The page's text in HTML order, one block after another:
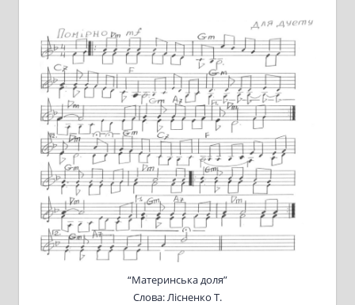
“Материнська доля”
Слова: Лісненко Т.